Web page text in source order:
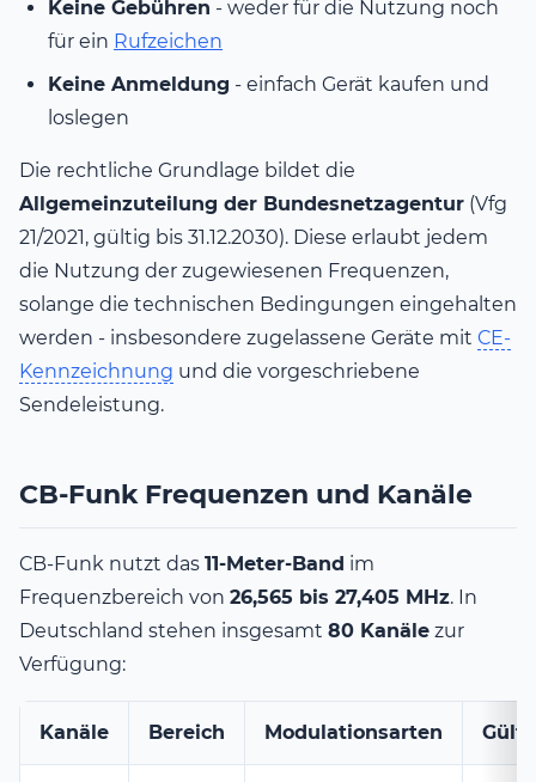
Keine Gebühren - weder für die Nutzung noch
für ein Rufzeichen
Keine Anmeldung - einfach Gerät kaufen und
loslegen
Die rechtliche Grundlage bildet die
Allgemeinzuteilung der Bundesnetzagentur (Vfg
21/2021, gültig bis 31.12.2030). Diese erlaubt jedem
die Nutzung der zugewiesenen Frequenzen,
solange die technischen Bedingungen eingehalten
werden - insbesondere zugelassene Geräte mit CE-
Kennzeichnung und die vorgeschriebene
Sendeleistung.
CB-Funk Frequenzen und Kanäle
CB-Funk nutzt das 11-Meter-Band im
Frequenzbereich von 26,565 bis 27,405 MHz. In
Deutschland stehen insgesamt 80 Kanäle zur
Verfügung:
Kanäle Bereich Modulationsarten